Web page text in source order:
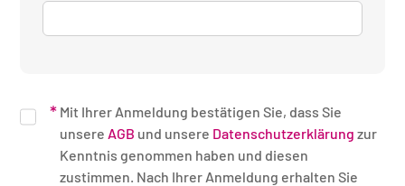
Mit Ihrer Anmeldung bestätigen Sie, dass Sie
unsere AGB und unsere Datenschutzerklärung zur
Kenntnis genommen haben und diesen
zustimmen. Nach Ihrer Anmeldung erhalten Sie